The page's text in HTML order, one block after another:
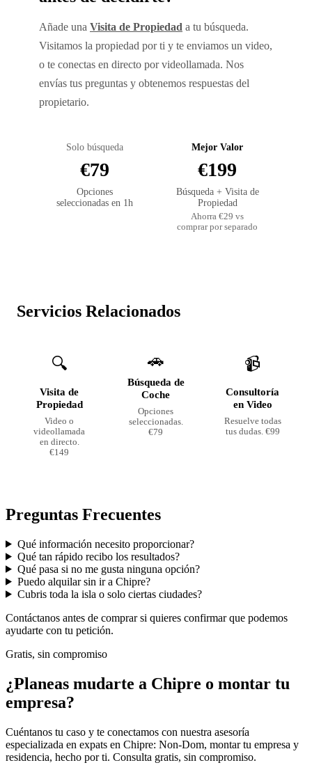
Añade una Visita de Propiedad a tu búsqueda.
Visitamos la propiedad por ti y te enviamos un video,
o te conectas en directo por videollamada. Nos
envías tus preguntas y obtenemos respuestas del
propietario.
Solo búsqueda
€79
Opciones
seleccionadas en 1h
Mejor Valor
€199
Búsqueda + Visita de
Propiedad
Ahorra €29 vs
comprar por separado
Servicios Relacionados
🔍
Visita de
Propiedad
Video o
videollamada
en directo.
€149
🚗
Búsqueda de
Coche
Opciones
seleccionadas.
€79
📹
Consultoría
en Video
Resuelve todas
tus dudas. €99
Preguntas Frecuentes
Qué información necesito proporcionar?
Qué tan rápido recibo los resultados?
Qué pasa si no me gusta ninguna opción?
Puedo alquilar sin ir a Chipre?
Cubris toda la isla o solo ciertas ciudades?
Contáctanos antes de comprar si quieres confirmar que podemos
ayudarte con tu petición.
Gratis, sin compromiso
¿Planeas mudarte a Chipre o montar tu
empresa?
Cuéntanos tu caso y te conectamos con nuestra asesoría
especializada en expats en Chipre: Non-Dom, montar tu empresa y
residencia, hecho por ti. Consulta gratis, sin compromiso.